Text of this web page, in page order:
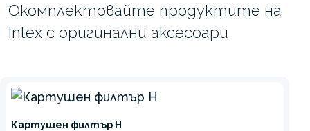
Окомплектовайте продуктите на
Intex с оригинални аксесоари
Картушен филтър H